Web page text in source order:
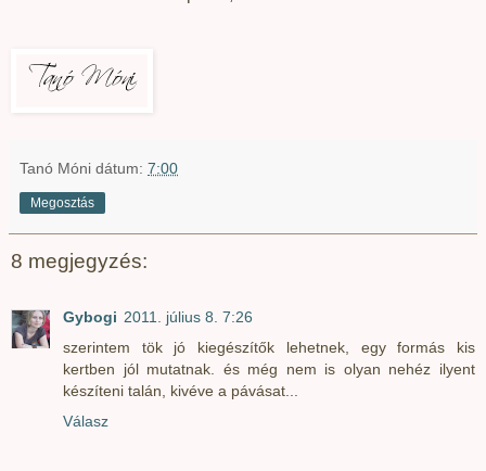
Tanó Móni dátum: 7:00
Megosztás
8 megjegyzés:
Gybogi 2011. július 8. 7:26
szerintem tök jó kiegészítők lehetnek, egy formás kis
kertben jól mutatnak. és még nem is olyan nehéz ilyent
készíteni talán, kivéve a pávásat...
Válasz